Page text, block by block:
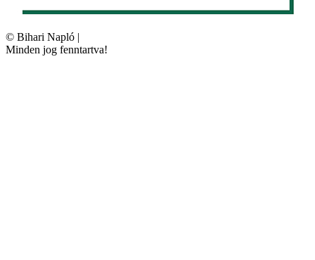
© Bihari Napló |
Minden jog fenntartva!